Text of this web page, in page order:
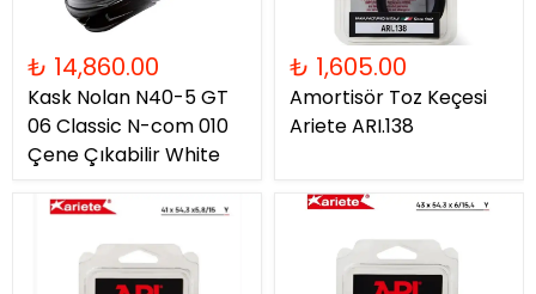
₺ 14,860.00
Kask Nolan N40-5 GT
06 Classic N-com 010
Çene Çıkabilir White
₺ 1,605.00
Amortisör Toz Keçesi
Ariete ARI.138